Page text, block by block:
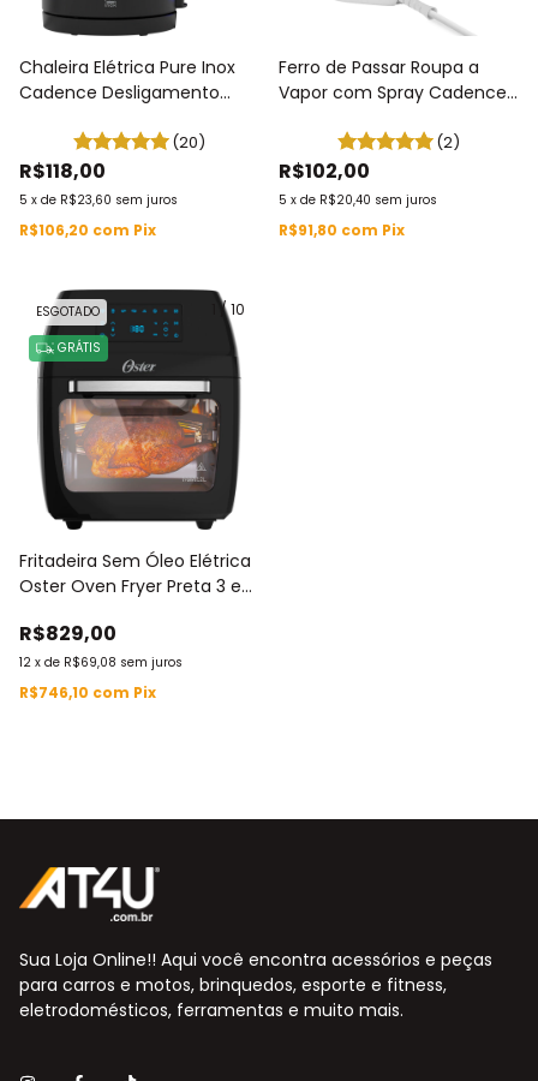
Chaleira Elétrica Pure Inox
Cadence Desligamento
Fácil 127V / 220V INOX 1,7L
CEL810
(20)
R$118,00
5 x de R$23,60 sem juros
R$106,20 com Pix
Ferro de Passar Roupa a
Vapor com Spray Cadence
(2)
R$102,00
5 x de R$20,40 sem juros
R$91,80 com Pix
/10
ESGOTADO
GRÁTIS
Fritadeira Sem Óleo Elétrica
Oster Oven Fryer Preta 3 em
OFRT780
R$829,00
12 x de R$69,08 sem juros
R$746,10 com Pix
Sua Loja Online!! Aqui você encontra acessórios e peças
para carros e motos, brinquedos, esporte e fitness,
eletrodomésticos, ferramentas e muito mais.